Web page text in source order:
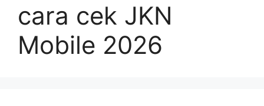
cara cek JKN
Mobile 2026